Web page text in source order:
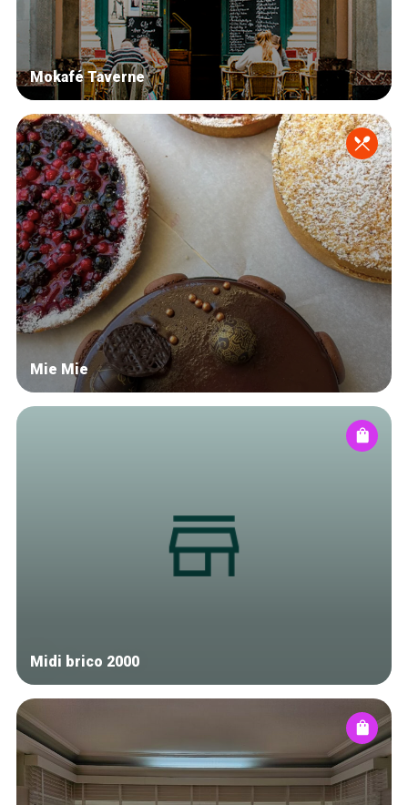
Mokafé Taverne
Mie Mie
Midi brico 2000